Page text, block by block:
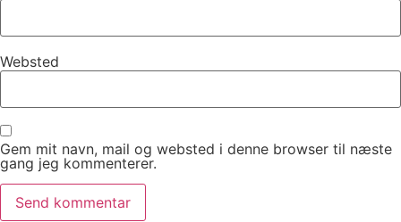
Websted
Gem mit navn, mail og websted i denne browser til næste
gang jeg kommenterer.